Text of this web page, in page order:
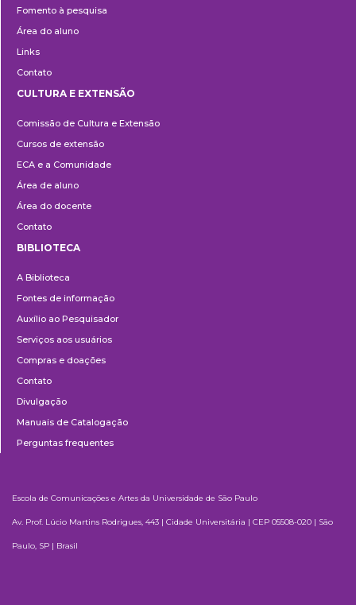
Fomento à pesquisa
Área do aluno
Links
Contato
e
Extensão
CULTURA E EXTENSÃO
Comissão de Cultura e Extensão
Cursos de extensão
ECA e a Comunidade
Área de aluno
Área do docente
Contato
BIBLIOTECA
A Biblioteca
Fontes de informação
Auxílio ao Pesquisador
Serviços aos usuários
Compras e doações
Contato
Divulgação
Manuais de Catalogação
Perguntas frequentes
Escola de Comunicações e Artes da Universidade de São Paulo
Av. Prof. Lúcio Martins Rodrigues, 443 | Cidade Universitária | CEP 05508-020 | São
Paulo, SP | Brasil